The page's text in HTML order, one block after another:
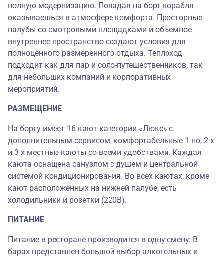
полную модернизацию. Попадая на борт корабля
оказываешься в атмосфере комфорта. Просторные
палубы со смотровыми площадками и объемное
внутреннее пространство создают условия для
полноценного размеренного отдыха. Теплоход
подходит как для пар и соло-путешественников, так
для небольших компаний и корпоративных
мероприятий.
РАЗМЕЩЕНИЕ
На борту имеет 16 кают категории «Люкс» с
дополнительным сервисом, комфортабельные 1-но, 2-х
и 3-х местные каюты со всеми удобствами. Каждая
каюта оснащена санузлом с душем и центральной
системой кондиционирования. Во всех каютах, кроме
кают расположенных на нижней палубе, есть
холодильники и розетки (220В).
ПИТАНИЕ
Питание в ресторане производится в одну смену. В
барах представлен большой выбор алкогольных и